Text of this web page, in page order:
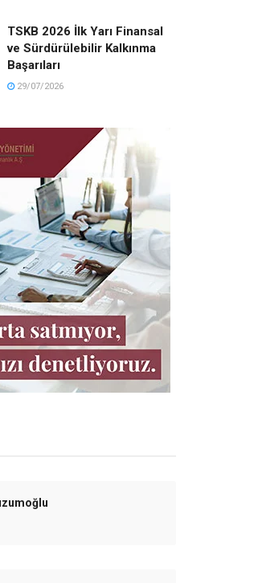
TSKB 2026 İlk Yarı Finansal
ve Sürdürülebilir Kalkınma
Başarıları
29/07/2026